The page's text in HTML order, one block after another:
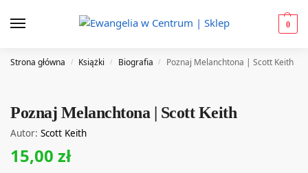
0
Strona główna / Książki / Biografia / Poznaj Melanchtona | Scott Keith
Poznaj Melanchtona | Scott Keith
Autor: Scott Keith
15,00 zł